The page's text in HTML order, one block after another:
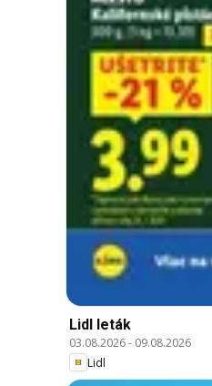
Lidl leták
03.08.2026- 09.08.2026
Lidl